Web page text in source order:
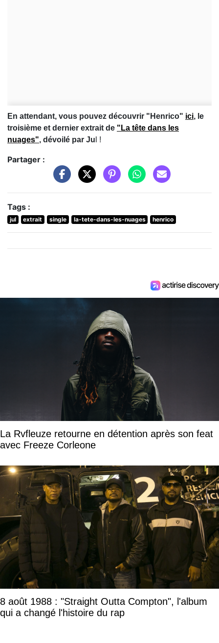
En attendant, vous pouvez découvrir "Henrico" ici, le
troisième et dernier extrait de "La tête dans les
nuages", dévoilé par Ju l !
Partager :
Tags :
jul extrait single la-tete-dans-les-nuages henrico
La Rvfleuze retourne en détention après son feat
avec Freeze Corleone
8 août 1988 : "Straight Outta Compton", l'album
qui a changé l'histoire du rap